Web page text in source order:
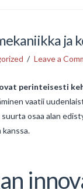
ja
Leave a
perinteisesti
vaatii
osaa alan